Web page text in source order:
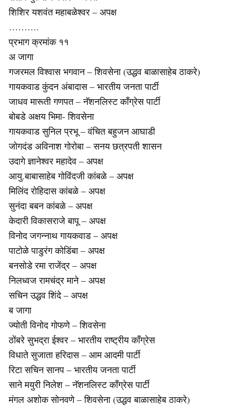
शिशिर यशवंत महाबळेश्वर – अपक्ष
……….
प्रभाग क्रमांक ११
अ जागा
गजरमल विश्वास भगवान – शिवसेना (उद्धव बाळासाहेब ठाकरे)
गायकवाड कुंदन अंबादास – भारतीय जनता पार्टी
जाधव मारूती गणपत – नॅशनलिस्ट काँग्रेस पार्टी
बोबडे अक्षय भिमा- शिवसेना
गायकवाड सुनिल प्रभू – वंचित बहुजन आघाडी
जोगदंड अविनाश गोरोबा – सनय छत्रपती शासन
उदागे ज्ञानेश्वर महादेव – अपक्ष
आयु.बाबासाहेब गोविंदजी कांबळे – अपक्ष
मिलिंद रोहिदास कांबळे – अपक्ष
सुनंदा बबन कांबळे – अपक्ष
केदारी विकासराजे बापू – अपक्ष
विनोद जगन्नाथ गायकवाड – अपक्ष
पाटोळे पाडुरंग कोडिंबा – अपक्ष
बनसोडे रमा राजेंद्र – अपक्ष
निलध्वज रामचंद्र माने – अपक्ष
सचिन उद्धव शिंदे – अपक्ष
ब जागा
ज्योती विनोद गोफणे – शिवसेना
ठोंबरे सुभद्रा ईश्वर – भारतीय राष्ट्रीय काँग्रेस
विधाते सुजाता हरिदास – आम आदमी पार्टी
रिटा सचिन सानप – भारतीय जनता पार्टी
साने मयुरी निलेश – नॅशनलिस्ट काँग्रेस पार्टी
मंगल अशोक सोनवणे – शिवसेना (उद्धव बाळासाहेब ठाकरे)